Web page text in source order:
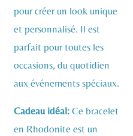
pour créer un look unique
et personnalisé. Il est
parfait pour toutes les
occasions, du quotidien
aux événements spéciaux.
Cadeau idéal: Ce bracelet
en Rhodonite est un